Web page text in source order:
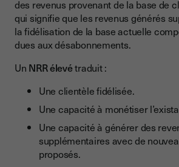
des revenus provenant de la base de
qui signifie que les revenus générés
la fidélisation de la base actuelle
dues aux désabonnements.
Un NRR élevétraduit :
Une clientèle fidélisée.
Une capacité à monétiser
Une capacité à générer des
supplémentaires avec de
proposés.